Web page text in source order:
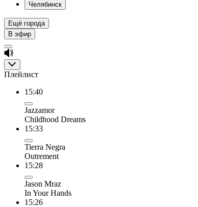
Челябинск
Ещё города
В эфир
Плейлист
15:40
Jazzamor
Childhood Dreams
15:33
Tierra Negra
Outrement
15:28
Jason Mraz
In Your Hands
15:26